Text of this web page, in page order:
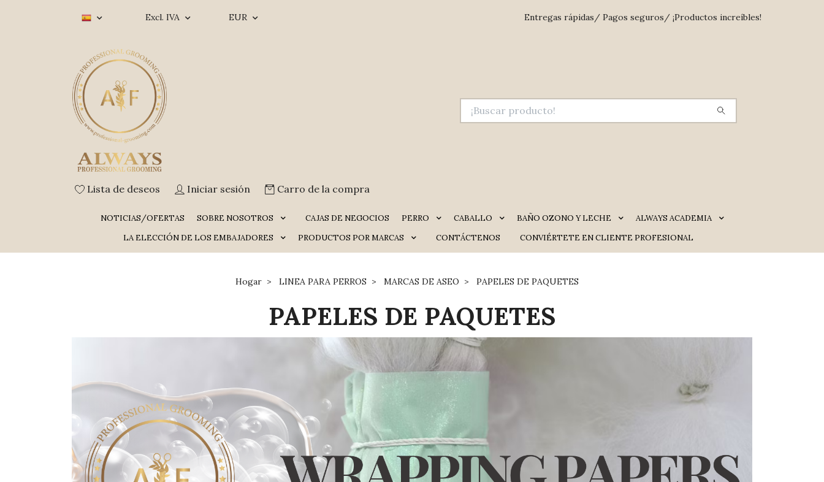
Excl. IVA EUR Entregas rápidas/ Pagos seguros/ ¡Productos increíbles!
Lista de deseos Iniciar sesión Carro de la compra
NOTICIAS/OFERTAS SOBRE NOSOTROS CAJAS DE NEGOCIOS PERRO CABALLO BAÑO OZONO Y LECHE
ALWAYS ACADEMIA
LA ELECCIÓN DE LOS EMBAJADORES
PRODUCTOS POR MARCAS CONTÁCTENOS CONVIÉRTETE EN CLIENTE PROFESIONAL
Hogar LINEA PARA PERROS MARCAS DE ASEO PAPELES DE PAQUETES
PAPELES DE PAQUETES